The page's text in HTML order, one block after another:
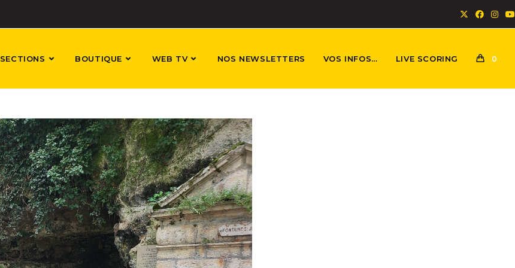
SECTIONS BOUTIQUE WEB TV NOS NEWSLETTERS VOS INFOS… LIVE SCORING 0